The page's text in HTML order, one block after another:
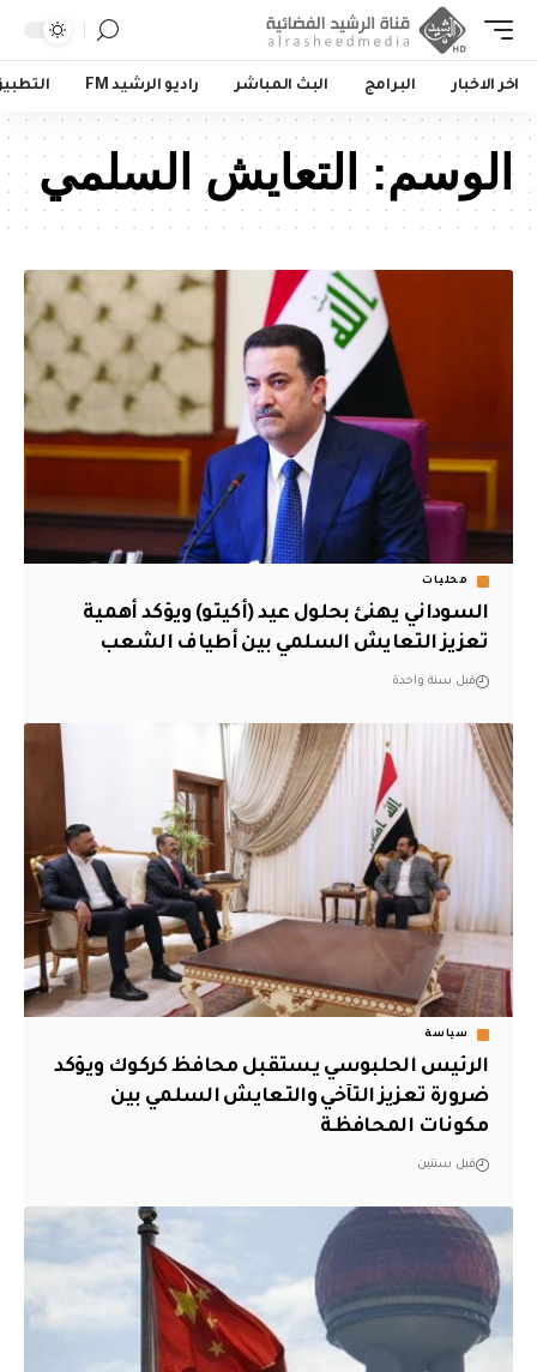
اخر الاخبار البرامج البث المباشر راديو الرشيد FM
الوسم: التعايش السلمي
محليات
السوداني يهنئ بحلول عيد (أكيتو) ويؤكد أهمية
تعزيز التعايش السلمي بين أطياف الشعب
قبل سنة واحدة
سياسة
الرئيس الحلبوسي يستقبل محافظ كركوك ويؤكد
ضرورة تعزيز التآخي والتعايش السلمي بين
مكونات المحافظة
قبل سنتين